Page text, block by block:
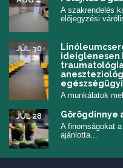
A szakrendelés
előjegyzési
ideiglenesen
JÚL 30
A munkálatok
Görögdinnye
JÚL 28
A finomságokat
ajánlotta...